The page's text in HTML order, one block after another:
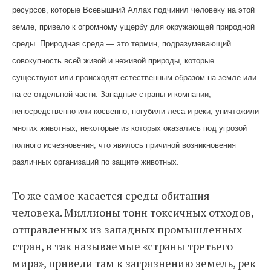
ресурсов, которые Всевышний Аллах подчинил человеку на этой
земле, привело к огромному ущербу для окружающей природной
среды. Природная среда — это термин, подразумевающий
совокупность всей живой и неживой природы, которые
существуют или происходят естественным образом на земле или
на ее отдельной части. Западные страны и компании,
непосредственно или косвенно, погубили леса и реки, уничтожили
многих животных, некоторые из которых оказались под угрозой
полного исчезновения, что явилось причиной возникновения
различных организаций по защите животных.
То же самое касается среды обитания
человека. Миллионы тонн токсичных отходов,
отправленных из западных промышленных
стран, в так называемые «страны третьего
мира», привели там к загрязнению земель, рек